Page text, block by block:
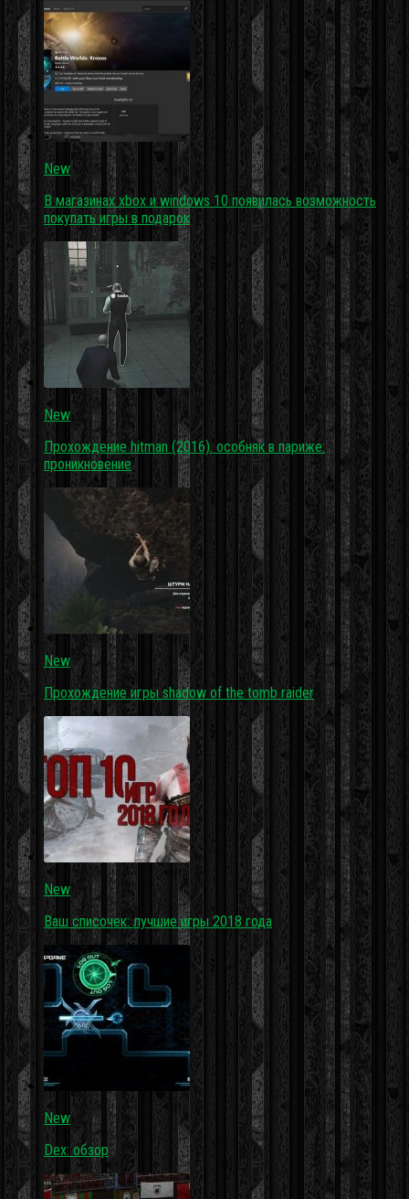
New
В магазинах xbox и windows 10 появилась возможность
покупать игры в подарок
New
Прохождение hitman (2016). особняк в париже:
проникновение
New
Прохождение игры shadow of the tomb raider
New
Ваш списочек: лучшие игры 2018 года
New
Dex: обзор